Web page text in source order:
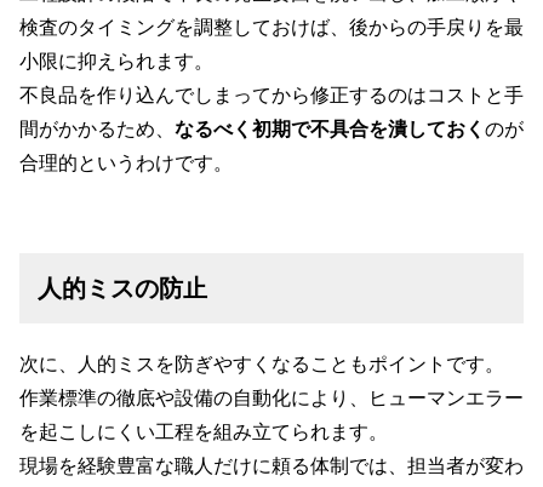
検査のタイミングを調整しておけば、後からの手戻りを最
小限に抑えられます。
不良品を作り込んでしまってから修正するのはコストと手
間がかかるため、 なるべく初期で不具合を潰しておく のが
合理的というわけです。
人的ミスの防止
次に、人的ミスを防ぎやすくなることもポイントです。
作業標準の徹底や設備の自動化により、ヒューマンエラー
を起こしにくい工程を組み立てられます。
現場を経験豊富な職人だけに頼る体制では、担当者が変わ